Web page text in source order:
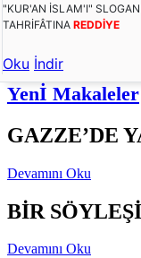
"KUR'AN İSLAM'I"
TAHRİFÂTINA REDDİYE
Oku İndir
Yenİ Makaleler
GAZZE’DE
Devamını Oku
BİR SÖYLEŞİ
Devamını Oku